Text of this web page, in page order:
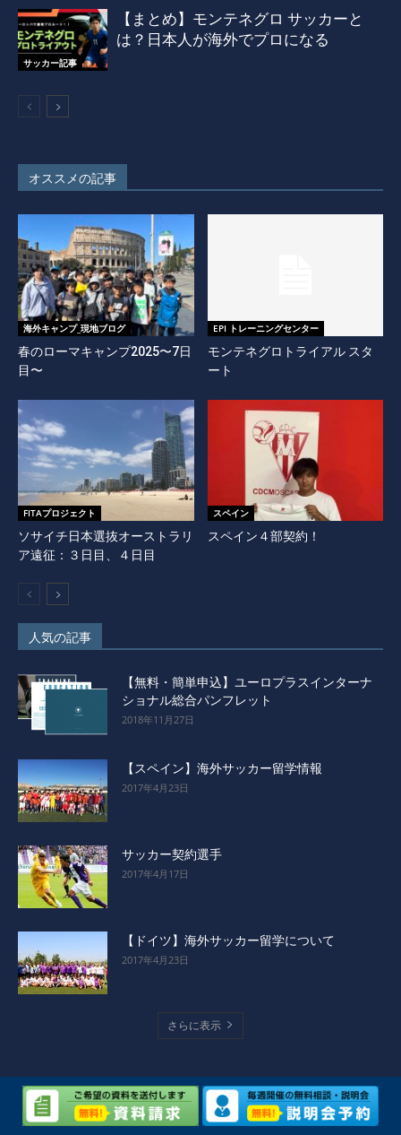
サッカー記事
【まとめ】モンテネグロ サッカーと
は？日本人が海外でプロになる
オススメの記事
海外キャンプ_現地ブログ
春のローマキャンプ2025〜7日
目〜
EPI トレーニングセンター
モンテネグロトライアル スタ
ート
FITAプロジェクト
ソサイチ日本選抜オーストラリ
ア遠征：３日目、４日目
スペイン
スペイン４部契約！
人気の記事
【無料・簡単申込】ユーロプラスインターナ
ショナル総合パンフレット
2018年11月27日
【スペイン】海外サッカー留学情報
2017年4月23日
サッカー契約選手
2017年4月17日
【ドイツ】海外サッカー留学について
2017年4月23日
さらに表示